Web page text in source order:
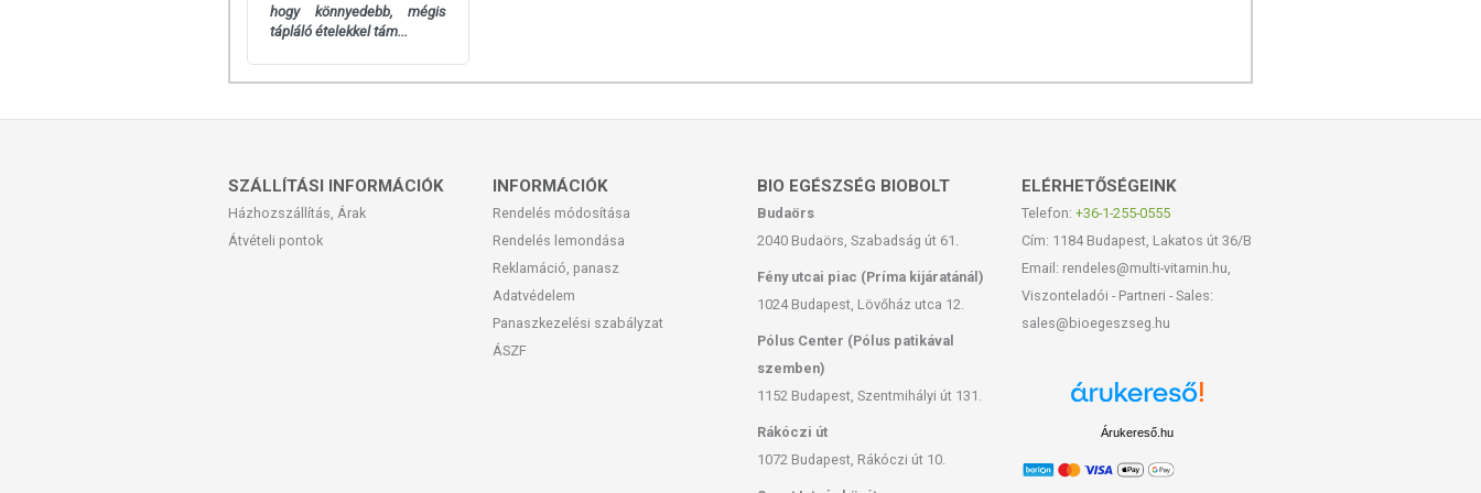
hogy könnyedebb, mégis
tápláló ételekkel tám...
SZÁLLÍTÁSI INFORMÁCIÓK
Házhozszállítás, Árak
Átvételi pontok
INFORMÁCIÓK
Rendelés módosítása
Rendelés lemondása
Reklamáció, panasz
Adatvédelem
Panaszkezelési szabályzat
ÁSZF
BIO EGÉSZSÉG BIOBOLT
Budaörs
2040 Budaörs, Szabadság út 61.
Fény utcai piac (Príma kijáratánál)
1024 Budapest, Lövőház utca 12.
Pólus Center (Pólus patikával
szemben)
1152 Budapest, Szentmihályi út 131.
Rákóczi út
1072 Budapest, Rákóczi út 10.
ELÉRHETŐSÉGEINK
Telefon: +36-1-255-0555
Cím: 1184 Budapest, Lakatos út 36/B
Email: rendeles@multi-vitamin.hu,
Viszonteladói - Partneri - Sales:
sales@bioegeszseg.hu
Árukereső.hu